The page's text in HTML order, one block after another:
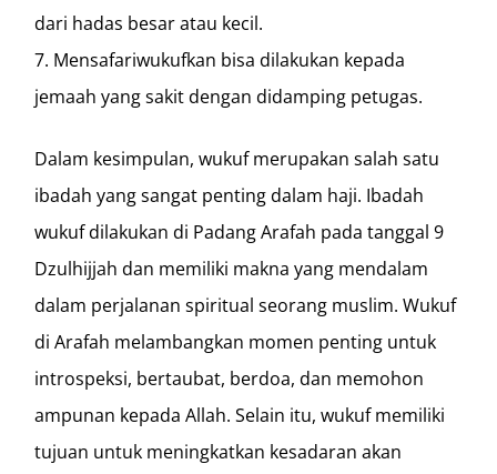
dari hadas besar atau kecil.
Mensafariwukufkan bisa dilakukan kepada
jemaah yang sakit dengan didamping petugas.
Dalam kesimpulan, wukuf merupakan salah satu
ibadah yang sangat penting dalam haji. Ibadah
wukuf dilakukan di Padang Arafah pada tanggal 9
Dzulhijjah dan memiliki makna yang mendalam
dalam perjalanan spiritual seorang muslim. Wukuf
di Arafah melambangkan momen penting untuk
introspeksi, bertaubat, berdoa, dan memohon
ampunan kepada Allah. Selain itu, wukuf memiliki
tujuan untuk meningkatkan kesadaran akan